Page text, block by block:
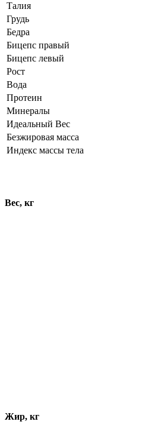
Талия
Грудь
Бедра
Бицепс правый
Бицепс левый
Рост
Вода
Протеин
Минералы
Идеальный Вес
Безжировая масса
Индекс массы тела
Вес, кг
Жир, кг